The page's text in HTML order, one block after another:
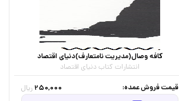
کافه وصال(مدیریت نامتعارف)دنیای اقتصاد
انتشارات کتاب دنیای اقتصاد
قیمت فروش عمده: 250,000 ریال